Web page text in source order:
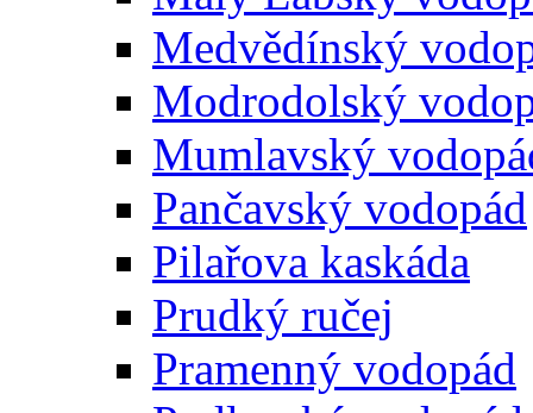
Medvědínský
Modrodolský
Mumlavský
Pančavský vodopád
Pilařova kaskáda
Prudký ručej
Pramenný vodopád